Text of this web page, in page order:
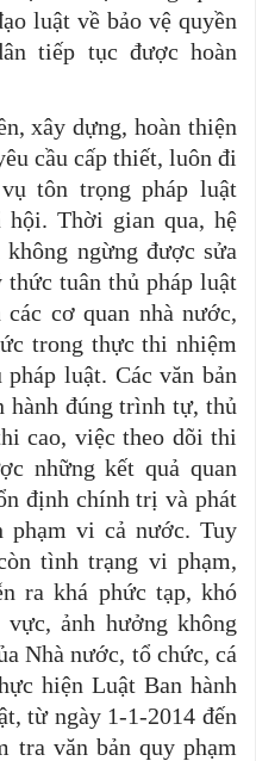
luật về bảo vệ quyền
tiếp tục được hoàn
xây dựng, hoàn thiện
cầu cấp thiết, luôn đi
tôn trọng pháp luật
Thời gian qua, hệ
ngừng được sửa
tuân thủ pháp luật
cơ quan nhà nước,
trong thực thi nhiệm
luật. Các văn bản
hành đúng trình tự, thủ
cao, việc theo dõi thi
những kết quả quan
định chính trị và phát
vi cả nước. Tuy
tình trạng vi phạm,
ra khá phức tạp, khó
ảnh hưởng không
Nhà nước, tổ chức, cá
hiện Luật Ban hành
từ ngày 1-1-2014 đến
tra văn bản quy phạm